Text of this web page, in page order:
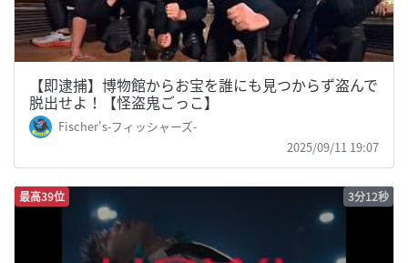
【即逮捕】博物館からお宝を誰にも見つからず盗んで
脱出せよ！【怪盗鬼ごっこ】
Fischer's-フィッシャーズ-
2025/09/11 19:07
最高39位 3分12秒